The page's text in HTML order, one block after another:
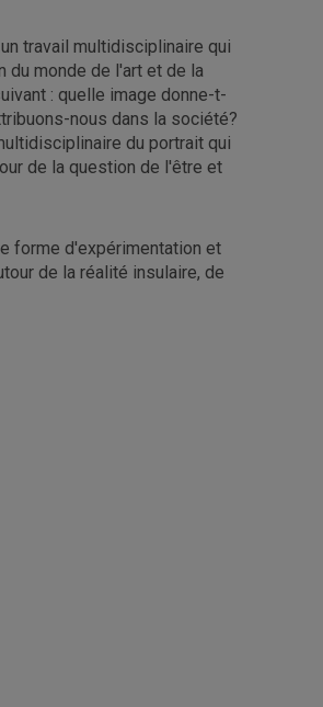
travail multidisciplinaire qui
du monde de l'art et de la
: quelle image donne-t-
nous dans la société?
du portrait qui
de la question de l'être et
forme d'expérimentation et
de la réalité insulaire, de